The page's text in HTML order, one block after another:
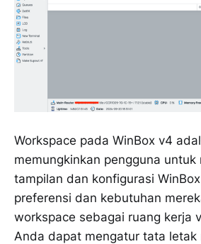
Workspace pada WinBox v4
memungkinkan pengguna untuk
tampilan dan konfigurasi
preferensi dan kebutuhan
workspace sebagai ruang kerja
Anda dapat mengatur tata letak